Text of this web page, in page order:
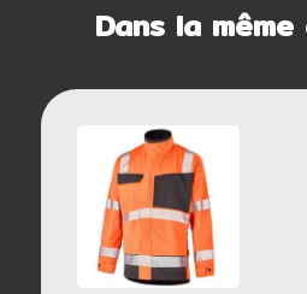
Dans la